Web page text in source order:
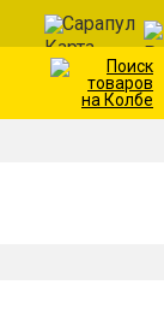
Сарапул